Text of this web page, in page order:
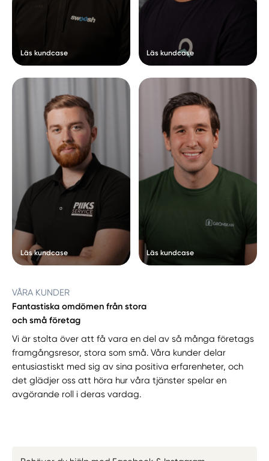
Läs kundcase
Läs kundcase
Läs kundcase
Läs kundcase
VÅRA KUNDER
Fantastiska omdömen från stora
och små företag
Vi är stolta över att få vara en del av så många företags
framgångsresor, stora som små. Våra kunder delar
entusiastiskt med sig av sina positiva erfarenheter, och
det glädjer oss att höra hur våra tjänster spelar en
avgörande roll i deras vardag.